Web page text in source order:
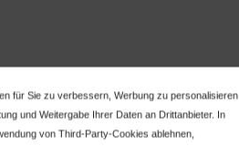
für Sie zu verbessern, Werbung zu personalisieren
und Weitergabe Ihrer Daten an Drittanbieter. In
von Third-Party-Cookies ablehnen,